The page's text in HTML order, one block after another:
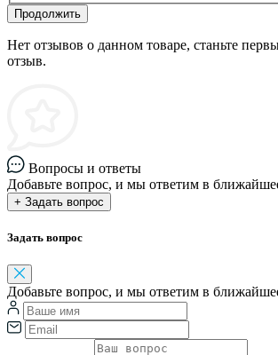
Продолжить
Нет отзывов о данном товаре, станьте
отзыв.
Вопросы и ответы
Добавьте вопрос, и мы ответим в
+ Задать вопрос
Задать вопрос
Добавьте вопрос, и мы ответим в